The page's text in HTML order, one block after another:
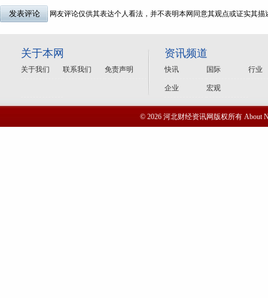
网友评论仅供其表达个人看法，并不表明本网同意其观点或证实其描
关于本网
关于我们 联系我们 免责声明
资讯频道
快讯 国际 行业
企业 宏观
© 2026 河北财经资讯网版权所有 About